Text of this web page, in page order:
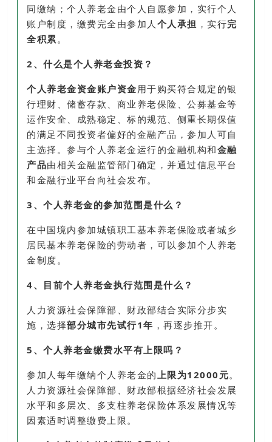
同缴纳；个人养老金由个人自愿参加，实行个人
账户制度，缴费完全由参加人 个人承担 ，实行完
全积累 。
2、什么是个人养老金投资？
个人养老金资金账户资金 用于购买符合规定的银
行理财、储蓄存款、商业养老保险、公募基金等
运作安全、成熟稳定、标的规范、侧重长期保值
的满足不同投资者偏好的金融产品，参加人可自
主选择。参与个人养老金运行的金融机构和金融
产品由相关金融监管部门确定，并通过信息平台
和金融行业平台向社会发布。
3、个人养老金的参加范围是什么？
在中国境内参加城镇职工基本养老保险或者城乡
居民基本养老保险的劳动者，可以参加个人养老
金制度。
4、目前个人养老金执行范围是什么？
人力资源社会保障部、财政部结合实际分步实
施，选择部分城市先试行1年 ，再逐步推开。
5、个人养老金缴费水平有上限吗？
参加人每年缴纳个人养老金的 上限为12000元。
人力资源社会保障部、财政部根据经济社会发展
水平和多层次、多支柱养老保险体系发展情况等
因素适时调整缴费上限。